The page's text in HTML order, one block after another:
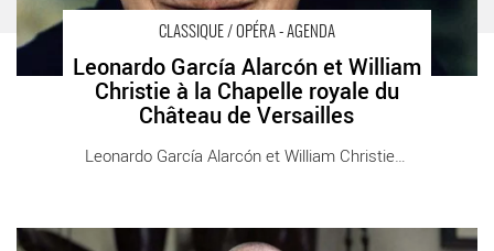
CLASSIQUE / OPÉRA - AGENDA
Leonardo García Alarcón et William
Christie à la Chapelle royale du
Château de Versailles
Leonardo García Alarcón et William Christie [...]
Ivo Pogorelich à Gaveau dans Bach, Chopin, Ravel et Beethoven